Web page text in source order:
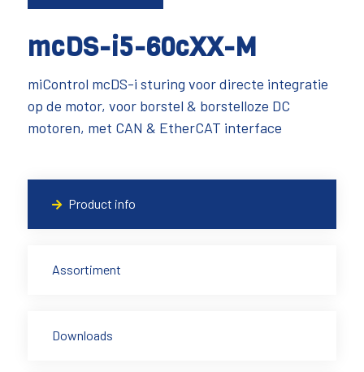
mcDS-i5-60cXX-M
miControl mcDS-i sturing voor directe integratie
op de motor, voor borstel & borstelloze DC
motoren, met CAN & EtherCAT interface
Product info
Assortiment
Downloads